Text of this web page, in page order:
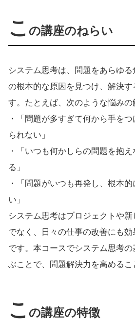
こ の講座のねらい
システム思考は、問題をあらゆ
の根本的な原因を見つけ、解決
す。たとえば、次のような悩みの
・「問題が多すぎて何から手を
られない」
・「いつも何かしらの問題を抱
る」
・「問題がいつも再発し、根本
い」
システム思考はプロジェクトや
でなく、日々の仕事の改善にも
です。本コースでシステム思考
ぶことで、問題解決力を高めるこ
こ の講座の特徴